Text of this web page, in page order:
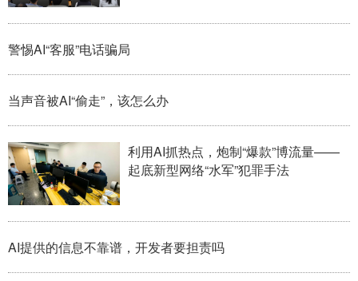
山东 河南 湖北 湖南
广东 广西
四川 贵州
陕西 甘肃 青海 宁夏
新疆 内蒙古 黑龙江
多语种频道
English Español Français
警惕AI“客服”电话骗局
当声音被AI“偷走”，该怎么办
利用AI抓热点，炮制“爆款”博流量——
起底新型网络“水军”犯罪手法
AI提供的信息不靠谱，开发者要担责吗